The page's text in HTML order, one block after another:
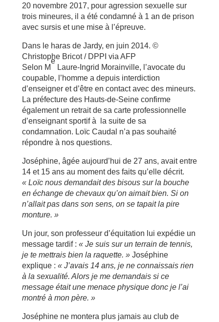
20 novembre 2017, pour agression sexuelle sur
trois mineures, il a été condamné à 1 an de prison
avec sursis et une mise à l’épreuve.
Dans le haras de Jardy, en juin 2014. ©
Christophe Bricot / DPPI via AFP
Selon M
e
Laure-Ingrid Morainville, l’avocate du
coupable, l’homme a depuis interdiction
d’enseigner et d’être en contact avec des mineurs.
La préfecture des Hauts-de-Seine confirme
également un retrait de sa carte professionnelle
d’enseignant sportif à la suite de sa
condamnation. Loïc Caudal n’a pas souhaité
répondre à nos questions.
Joséphine, âgée aujourd’hui de 27 ans, avait entre
14 et 15 ans au moment des faits qu’elle décrit.
« Loïc nous demandait des bisous sur la bouche
en échange de chevaux qu’on aimait bien. Si on
n’allait pas dans son sens, on se tapait la pire
monture. »
Un jour, son professeur d’équitation lui expédie un
message tardif : « Je suis sur un terrain de tennis,
je te mettrais bien la raquette. »Joséphine
explique : « J’avais 14 ans, je ne connaissais rien
à la sexualité. Alors je me demandais si ce
message était une menace physique donc je l’ai
montré à mon père. »
Joséphine ne montera plus jamais au club de